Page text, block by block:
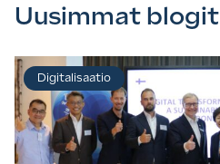
Uusimmat blogit
Digitalisaatio